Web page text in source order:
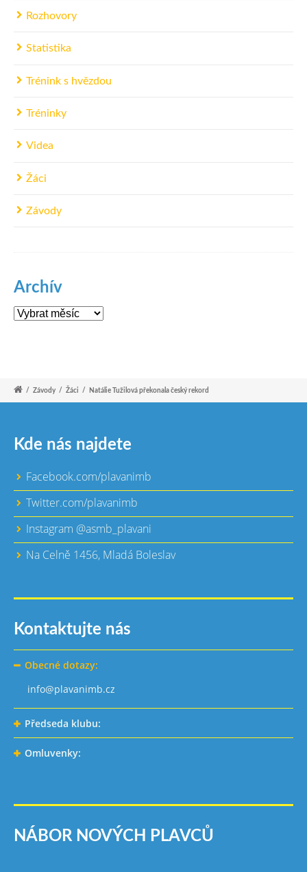
Rozhovory
Statistika
Trénink s hvězdou
Tréninky
Videa
Žáci
Závody
Archív
Archív
/ Závody / Žáci / Natálie Tužilová překonala český rekord
Kde nás najdete
Facebook.com/plavanimb
Twitter.com/plavanimb
Instagram @asmb_plavani
Na Celně 1456, Mladá Boleslav
Kontaktujte nás
Obecné dotazy:
info@plavanimb.cz
Předseda klubu:
Omluvenky:
NÁBOR NOVÝCH PLAVCŮ